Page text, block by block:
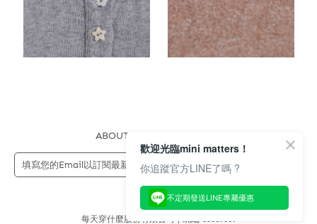
ABOUT US
每天穿什麼股份有限公司 | 統編 83689089
歡迎光臨mini matters！
你追蹤官方LINE了嗎 ?
不定期發送LINE專屬優惠